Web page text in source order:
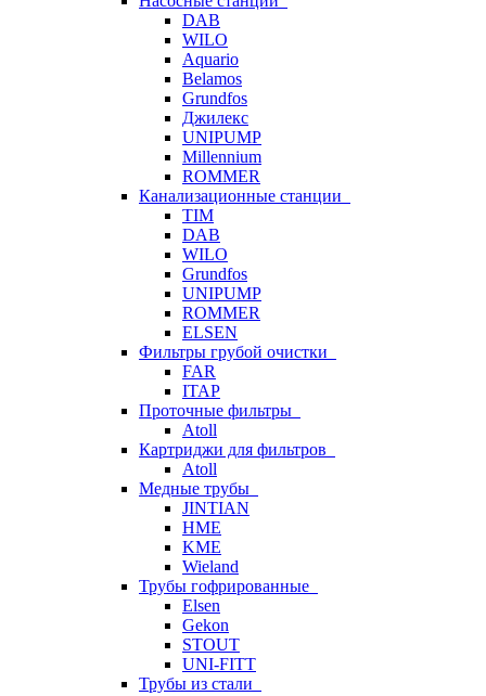
DAB
WILO
Aquario
Belamos
Grundfos
Джилекс
UNIPUMP
Millennium
ROMMER
Канализационные станции
TIM
DAB
WILO
Grundfos
UNIPUMP
ROMMER
ELSEN
Фильтры грубой очистки
FAR
ITAP
Проточные фильтры
Atoll
Картриджи для фильтров
Atoll
Медные трубы
JINTIAN
HME
KME
Wieland
Трубы гофрированные
Elsen
Gekon
STOUT
UNI-FITT
Трубы из стали